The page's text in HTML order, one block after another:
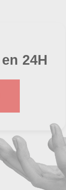
en 24H